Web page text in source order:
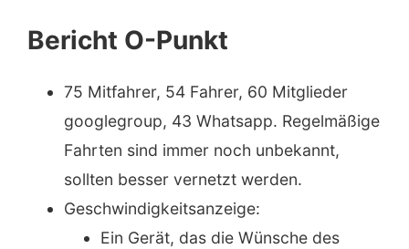
Bericht O-Punkt
75 Mitfahrer, 54 Fahrer, 60 Mitglieder
googlegroup, 43 Whatsapp. Regelmäßige
Fahrten sind immer noch unbekannt,
sollten besser vernetzt werden.
Geschwindigkeitsanzeige:
Ein Gerät, das die Wünsche des